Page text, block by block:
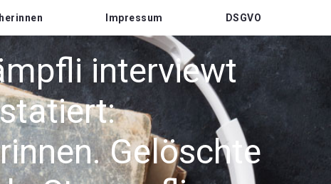
Impressum DSGVO
interviewt
Gelöschte